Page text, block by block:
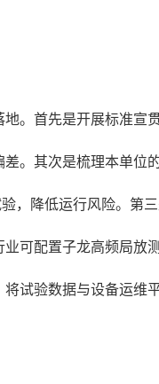
。首先是开展标准
。其次是梳理本单位
，降低运行风险。第
可配置子龙高频局
试验数据与设备运